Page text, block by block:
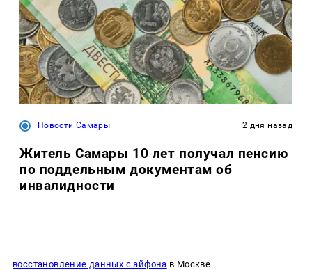
Новости Самары 2 дня назад
Житель Самары 10 лет получал пенсию
по поддельным документам об
инвалидности
восстановление данных с айфона в Москве